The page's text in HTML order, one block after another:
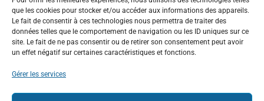
que les cookies pour stocker et/ou accéder aux informations des appareils.
Le fait de consentir à ces technologies nous permettra de traiter des
données telles que le comportement de navigation ou les ID uniques sur ce
site. Le fait de ne pas consentir ou de retirer son consentement peut avoir
un effet négatif sur certaines caractéristiques et fonctions.
Gérer les services
REJOIGNEZ-NOUS
Nos offres d’emploi
Consulter votre compte
Faire une candidature spontanée